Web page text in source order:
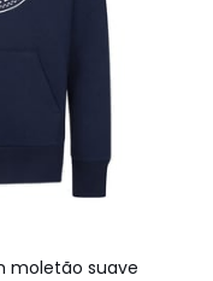
moletão suave